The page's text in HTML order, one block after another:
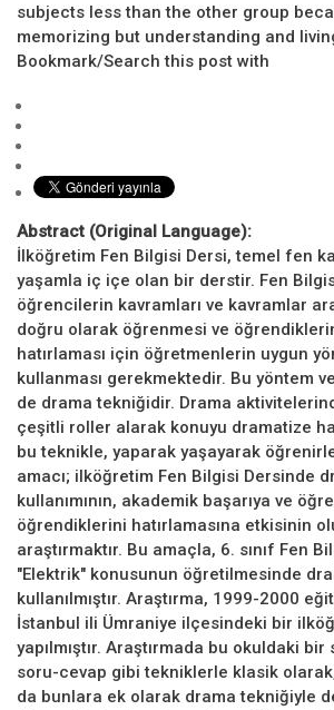
subjects less than the other group
memorizing but understanding and
Bookmark/Search this post with
Abstract (Original Language):
İlköğretim Fen Bilgisi Dersi, temel fen
yaşamla iç içe olan bir derstir. Fen
öğrencilerin kavramları ve kavramlar
doğru olarak öğrenmesi ve
hatırlaması için öğretmenlerin uygun
kullanması gerekmektedir. Bu yöntem
de drama tekniğidir. Drama
çeşitli roller alarak konuyu dramatize
bu teknikle, yaparak yaşayarak
amacı; ilköğretim Fen Bilgisi Dersinde
kullanımının, akademik başarıya ve
öğrendiklerini hatırlamasına etkisinin
araştırmaktır. Bu amaçla, 6. sınıf Fen
"Elektrik" konusunun öğretilmesinde
kullanılmıştır. Araştırma, 1999-2000
İstanbul ili Ümraniye ilçesindeki bir
yapılmıştır. Araştırmada bu okuldaki bir
soru-cevap gibi tekniklerle klasik
da bunlara ek olarak drama tekniğiyle